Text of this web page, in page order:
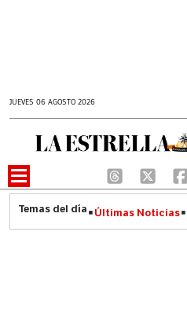
JUEVES 06 AGOSTO 2026
Últimas Noticias